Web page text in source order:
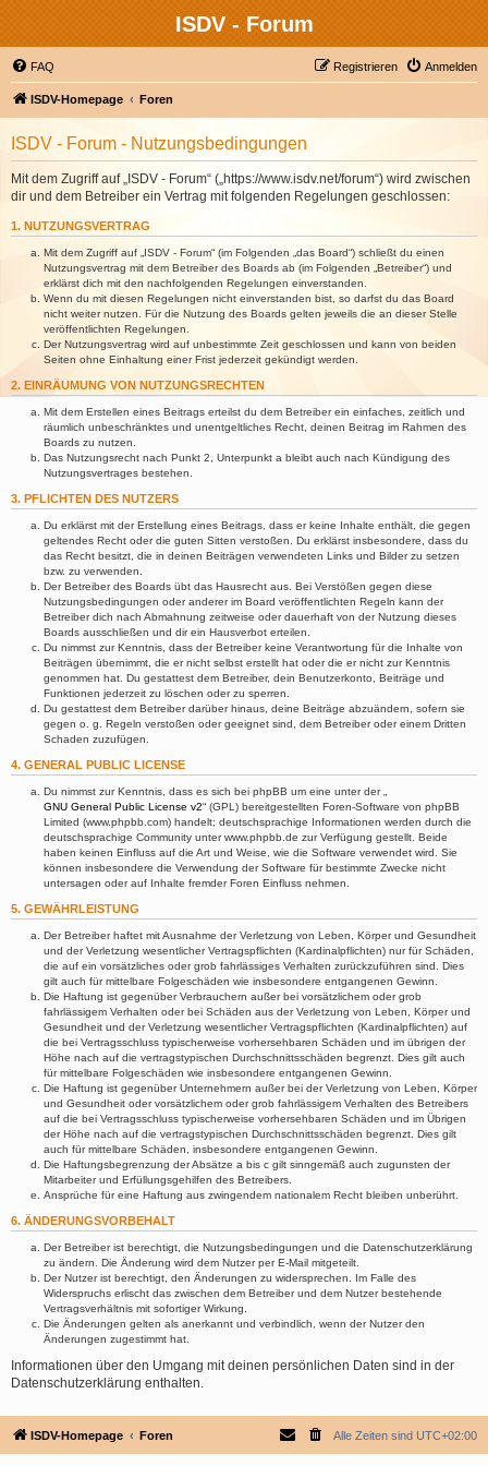
ISDV - Forum
FAQ Anmelden
Registrieren
ISDV-Homepage Foren
ISDV - Forum - Nutzungsbedingungen
Mit dem Zugriff auf „ISDV - Forum“ („https://www.isdv.net/forum“) wird zwischen
dir und dem Betreiber ein Vertrag mit folgenden Regelungen geschlossen:
1. NUTZUNGSVERTRAG
Mit dem Zugriff auf „ISDV - Forum“ (im Folgenden „das Board“) schließt du einen
Nutzungsvertrag mit dem Betreiber des Boards ab (im Folgenden „Betreiber“) und
erklärst dich mit den nachfolgenden Regelungen einverstanden.
Wenn du mit diesen Regelungen nicht einverstanden bist, so darfst du das Board
nicht weiter nutzen. Für die Nutzung des Boards gelten jeweils die an dieser Stelle
veröffentlichten Regelungen.
Der Nutzungsvertrag wird auf unbestimmte Zeit geschlossen und kann von beiden
Seiten ohne Einhaltung einer Frist jederzeit gekündigt werden.
2. EINRÄUMUNG VON NUTZUNGSRECHTEN
Mit dem Erstellen eines Beitrags erteilst du dem Betreiber ein einfaches, zeitlich und
räumlich unbeschränktes und unentgeltliches Recht, deinen Beitrag im Rahmen des
Boards zu nutzen.
Das Nutzungsrecht nach Punkt 2, Unterpunkt a bleibt auch nach Kündigung des
Nutzungsvertrages bestehen.
3. PFLICHTEN DES NUTZERS
Du erklärst mit der Erstellung eines Beitrags, dass er keine Inhalte enthält, die gegen
geltendes Recht oder die guten Sitten verstoßen. Du erklärst insbesondere, dass du
das Recht besitzt, die in deinen Beiträgen verwendeten Links und Bilder zu setzen
bzw. zu verwenden.
Der Betreiber des Boards übt das Hausrecht aus. Bei Verstößen gegen diese
Nutzungsbedingungen oder anderer im Board veröffentlichten Regeln kann der
Betreiber dich nach Abmahnung zeitweise oder dauerhaft von der Nutzung dieses
Boards ausschließen und dir ein Hausverbot erteilen.
Du nimmst zur Kenntnis, dass der Betreiber keine Verantwortung für die Inhalte von
Beiträgen übernimmt, die er nicht selbst erstellt hat oder die er nicht zur Kenntnis
genommen hat. Du gestattest dem Betreiber, dein Benutzerkonto, Beiträge und
Funktionen jederzeit zu löschen oder zu sperren.
Du gestattest dem Betreiber darüber hinaus, deine Beiträge abzuändern, sofern sie
gegen o. g. Regeln verstoßen oder geeignet sind, dem Betreiber oder einem Dritten
Schaden zuzufügen.
4. GENERAL PUBLIC LICENSE
Du nimmst zur Kenntnis, dass es sich bei phpBB um eine unter der „
GNU General Public License v2“ (GPL) bereitgestellten Foren-Software von phpBB
Limited (www.phpbb.com) handelt; deutschsprachige Informationen werden durch die
deutschsprachige Community unter www.phpbb.de zur Verfügung gestellt. Beide
haben keinen Einfluss auf die Art und Weise, wie die Software verwendet wird. Sie
können insbesondere die Verwendung der Software für bestimmte Zwecke nicht
untersagen oder auf Inhalte fremder Foren Einfluss nehmen.
5. GEWÄHRLEISTUNG
Der Betreiber haftet mit Ausnahme der Verletzung von Leben, Körper und Gesundheit
und der Verletzung wesentlicher Vertragspflichten (Kardinalpflichten) nur für Schäden,
die auf ein vorsätzliches oder grob fahrlässiges Verhalten zurückzuführen sind. Dies
gilt auch für mittelbare Folgeschäden wie insbesondere entgangenen Gewinn.
Die Haftung ist gegenüber Verbrauchern außer bei vorsätzlichem oder grob
fahrlässigem Verhalten oder bei Schäden aus der Verletzung von Leben, Körper und
Gesundheit und der Verletzung wesentlicher Vertragspflichten (Kardinalpflichten) auf
die bei Vertragsschluss typischerweise vorhersehbaren Schäden und im übrigen der
Höhe nach auf die vertragstypischen Durchschnittsschäden begrenzt. Dies gilt auch
für mittelbare Folgeschäden wie insbesondere entgangenen Gewinn.
Die Haftung ist gegenüber Unternehmern außer bei der Verletzung von Leben, Körper
und Gesundheit oder vorsätzlichem oder grob fahrlässigem Verhalten des Betreibers
auf die bei Vertragsschluss typischerweise vorhersehbaren Schäden und im Übrigen
der Höhe nach auf die vertragstypischen Durchschnittsschäden begrenzt. Dies gilt
auch für mittelbare Schäden, insbesondere entgangenen Gewinn.
Die Haftungsbegrenzung der Absätze a bis c gilt sinngemäß auch zugunsten der
Mitarbeiter und Erfüllungsgehilfen des Betreibers.
Ansprüche für eine Haftung aus zwingendem nationalem Recht bleiben unberührt.
6. ÄNDERUNGSVORBEHALT
Der Betreiber ist berechtigt, die Nutzungsbedingungen und die Datenschutzerklärung
zu ändern. Die Änderung wird dem Nutzer per E-Mail mitgeteilt.
Der Nutzer ist berechtigt, den Änderungen zu widersprechen. Im Falle des
Widerspruchs erlischt das zwischen dem Betreiber und dem Nutzer bestehende
Vertragsverhältnis mit sofortiger Wirkung.
Die Änderungen gelten als anerkannt und verbindlich, wenn der Nutzer den
Änderungen zugestimmt hat.
Informationen über den Umgang mit deinen persönlichen Daten sind in der
Datenschutzerklärung enthalten.
ISDV-Homepage Foren Alle Zeiten sind UTC+02:00